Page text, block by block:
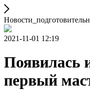
2021-11-01 12:19
Появилась
первый